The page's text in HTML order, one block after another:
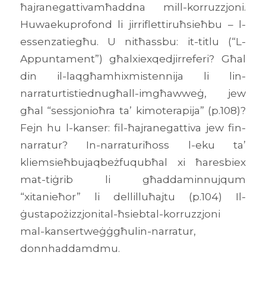
ħajranegattivamħaddna mill-korruzzjoni.
Huwaekuprofond li jirriflettiruħsieħbu – l-
essenzatiegħu. U nitħassbu: it-titlu (“L-
Appuntament”) għalxiexqedjirreferi? Għal
din il-laqgħamhixmistennija li lin-
narraturtistiednugħall-imgħawweġ, jew
għal “sessjonioħra ta’ kimoterapija” (p.108)?
Fejn hu l-kanser: fil-ħajranegattiva jew fin-
narratur? In-narraturiħoss l-eku ta’
kliemsieħbujaqbeżfuqubħal xi ħaresbiex
mat-tiġrib li għaddaminnujqum
“xitanieħor” li dellilluħajtu (p.104) Il-
ġustapożizzjonital-ħsiebtal-korruzzjoni
mal-kansertweġġgħulin-narratur,
donnhaddamdmu.